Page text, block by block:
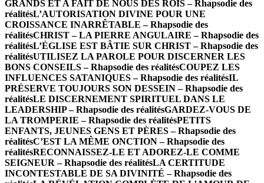
GRANDS ET A FAIT DE NOUS DES ROIS – Rhapsodie des
réalitésL’AUTORISATION DIVINE POUR UNE
CROISSANCE INARRÊTABLE – Rhapsodie des
réalitésCHRIST – LA PIERRE ANGULAIRE – Rhapsodie des
réalitésL’ÉGLISE EST BÂTIE SUR CHRIST – Rhapsodie des
réalitésUTILISEZ LA PAROLE POUR DISCERNER LES
BONS CONSEILS – Rhapsodie des réalitésCOUPEZ LES
INFLUENCES SATANIQUES – Rhapsodie des réalitésIL
PRÉSERVE TOUJOURS SON DESSEIN – Rhapsodie des
réalitésLE DISCERNEMENT SPIRITUEL DANS LE
LEADERSHIP – Rhapsodie des réalitésGARDEZ-VOUS DE
LA TROMPERIE – Rhapsodie des réalitésPETITS
ENFANTS, JEUNES GENS ET PÈRES – Rhapsodie des
réalitésC’EST LA MÊME ONCTION – Rhapsodie des
réalitésRECONNAISSEZ-LE ET ADOREZ-LE COMME
SEIGNEUR – Rhapsodie des réalitésLA CERTITUDE
INCONTESTABLE DE SA DIVINITÉ – Rhapsodie des